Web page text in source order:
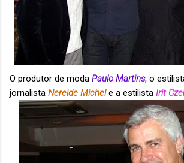
O produtor de moda Paulo Martins, o
jornalista Nereide Michele a estilista Irit